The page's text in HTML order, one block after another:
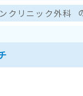
クリニック外科